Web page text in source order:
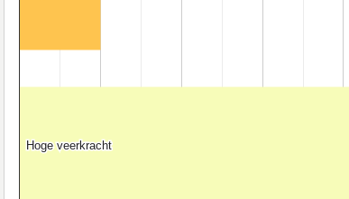
Hoge veerkracht
Hoge veerkracht